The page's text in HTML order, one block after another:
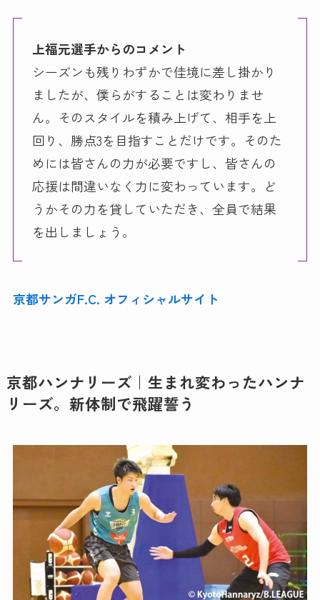
上福元選手からのコメント
シーズンも残りわずかで佳境に差し掛かり
ましたが、僕らがすることは変わりませ
ん。そのスタイルを積み上げて、相手を上
回り、勝点3を目指すことだけです。そのた
めには皆さんの力が必要ですし、皆さんの
応援は間違いなく力に変わっています。ど
うかその力を貸していただき、全員で結果
を出しましょう。
京都サンガF.C. オフィシャルサイト
京都ハンナリーズ｜生まれ変わったハンナ
リーズ。新体制で飛躍誓う